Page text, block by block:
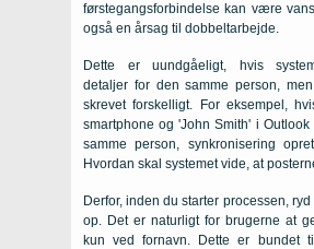
førstegangsforbindelse kan være
også en årsag til dobbeltarbejde.
Dette er uundgåeligt, hvis
detaljer for den samme person,
skrevet forskelligt. For eksempel,
smartphone og 'John Smith' i
samme person, synkronisering
Hvordan skal systemet vide, at
Derfor, inden du starter processen,
op. Det er naturligt for brugerne at
kun ved fornavn. Dette er bundet